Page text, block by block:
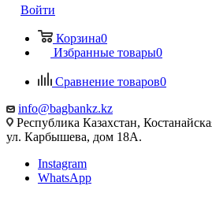
Войти
Корзина0
Избранные товары0
Сравнение товаров0
info@bagbankz.kz
Республика Казахстан,
ул. Карбышева, дом 18А.
Instagram
WhatsApp